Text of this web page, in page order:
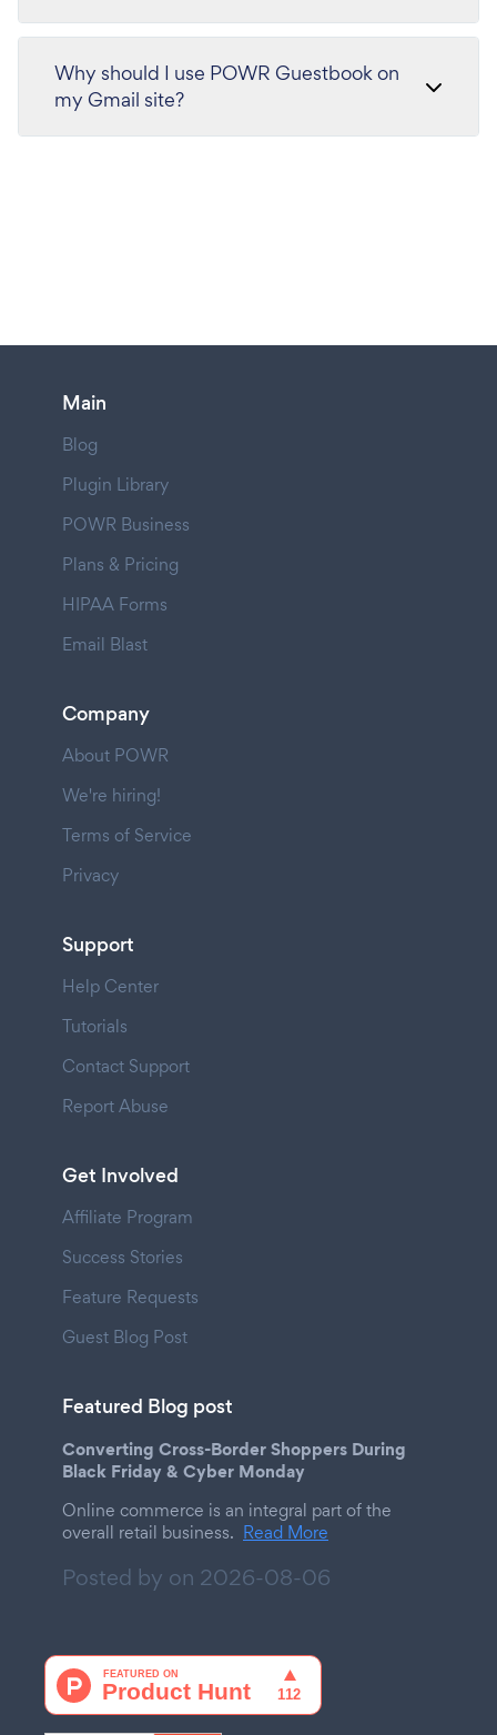
Why should I use POWR Guestbook on
my Gmail site?
Main
Blog
Plugin Library
POWR Business
Plans & Pricing
HIPAA Forms
Email Blast
Company
About POWR
We're hiring!
Terms of Service
Privacy
Support
Help Center
Tutorials
Contact Support
Report Abuse
Get Involved
Affiliate Program
Success Stories
Feature Requests
Guest Blog Post
Featured Blog post
Converting Cross-Border Shoppers During
Black Friday & Cyber Monday
Online commerce is an integral part of the
overall retail business. Read More
Posted by on 2026-08-06